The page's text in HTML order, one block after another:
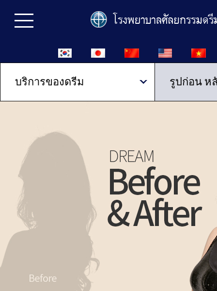
บริการของดรีม รูปก่อน ห